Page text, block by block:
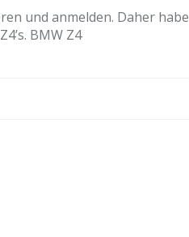
und anmelden. Daher habe
BMW Z4